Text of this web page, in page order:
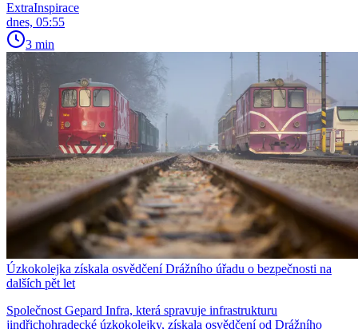
ExtraInspirace
dnes, 05:55
3 min
Úzkokolejka získala osvědčení Drážního úřadu o bezpečnosti na
dalších pět let
Společnost Gepard Infra, která spravuje infrastrukturu
jindřichohradecké úzkokolejky, získala osvědčení od Drážního